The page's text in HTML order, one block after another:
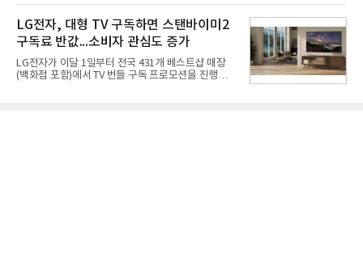
은 4884억
는 2035년까지 총 15GW(기가와트) 규모의 AI DC를
구축하겠다는 대형 청사진을 제시하면서다. 이에 따
라 경쟁 구도 역시 이동통신사인 KT, LG유플러스를
넘어 네이버, 삼성SDS 등 IT 인프라 기업으로 확장되
고 있다.7일 SK텔레콤에 따르면 회사는 올해 2분기
연결 기준 매출 4조 3591억원, 영업이익 5660억원을
기록했다. 매출은 전년 동기 대비 0.5%, 영업이익은
LG전자, 대형 TV 구독하면 스탠바이미2
구독료 반값...소비자 관심도 증가
LG전자가 이달 1일부터 전국 431개 베스트샵 매장
(백화점 포함)에서 TV 번들 구독 프로모션을 진행하고